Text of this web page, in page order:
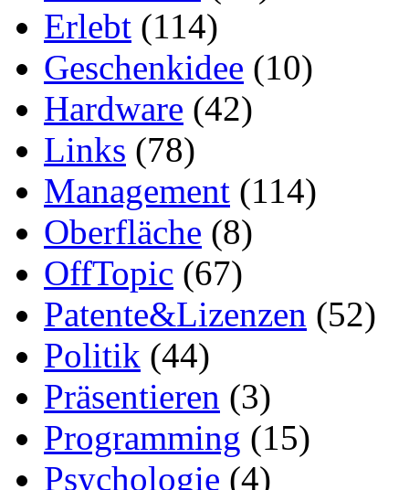
Erlebt (114)
Geschenkidee (10)
Hardware (42)
Links (78)
Management (114)
Oberfläche (8)
OffTopic (67)
Patente&Lizenzen (52)
Politik (44)
Präsentieren (3)
Programming (15)
Psychologie (4)